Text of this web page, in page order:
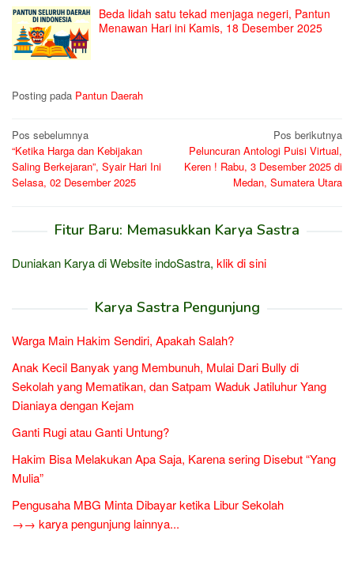
Beda lidah satu tekad menjaga negeri, Pantun
Menawan Hari ini Kamis, 18 Desember 2025
Posting pada Pantun Daerah
Navigasi
pos
Pos sebelumnya
“Ketika Harga dan Kebijakan
Saling Berkejaran”, Syair Hari Ini
Selasa, 02 Desember 2025
Pos berikutnya
Peluncuran Antologi Puisi Virtual,
Keren ! Rabu, 3 Desember 2025 di
Medan, Sumatera Utara
Fitur Baru: Memasukkan Karya Sastra
Duniakan Karya di Website indoSastra, klik di sini
Karya Sastra Pengunjung
Warga Main Hakim Sendiri, Apakah Salah?
Anak Kecil Banyak yang Membunuh, Mulai Dari Bully di
Sekolah yang Mematikan, dan Satpam Waduk Jatiluhur Yang
Dianiaya dengan Kejam
Ganti Rugi atau Ganti Untung?
Hakim Bisa Melakukan Apa Saja, Karena sering Disebut “Yang
Mulia”
Pengusaha MBG Minta Dibayar ketika Libur Sekolah
→→ karya pengunjung lainnya...